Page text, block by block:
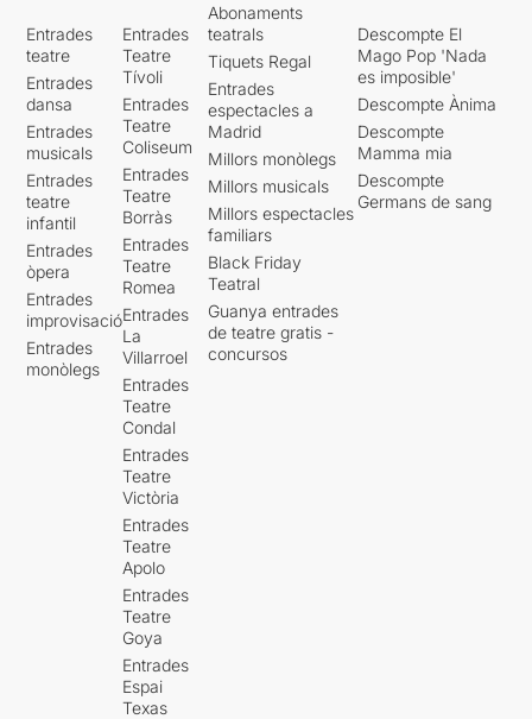
Entrades
teatre
Entrades
dansa
Entrades
musicals
Entrades
teatre
infantil
Entrades
òpera
Entrades
improvisació
Entrades
monòlegs
Entrades
Teatre
Tívoli
Entrades
Teatre
Coliseum
Entrades
Teatre
Borràs
Entrades
Teatre
Romea
Entrades
La
Villarroel
Entrades
Teatre
Condal
Entrades
Teatre
Victòria
Entrades
Teatre
Apolo
Entrades
Teatre
Goya
Entrades
Espai
Texas
Abonaments
teatrals
Tiquets Regal
Entrades
espectacles a
Madrid
Millors monòlegs
Millors musicals
Millors espectacles
familiars
Black Friday
Teatral
Guanya entrades
de teatre gratis -
concursos
Descompte El
Mago Pop 'Nada
es imposible'
Descompte Ànima
Descompte
Mamma mia
Descompte
Germans de sang